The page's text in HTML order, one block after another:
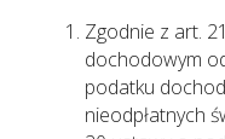
Zgodnie z art.
dochodowym
podatku
nieodpłatnych